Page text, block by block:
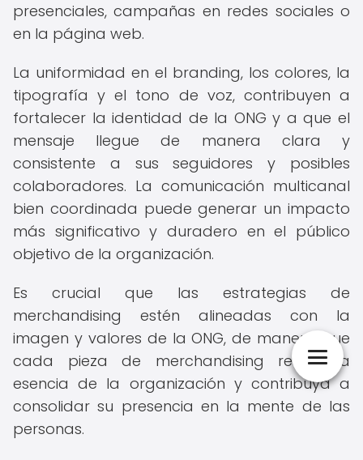
presenciales, campañas en redes sociales o
en la página web.
La uniformidad en el branding, los colores, la
tipografía y el tono de voz, contribuyen a
fortalecer la identidad de la ONG y a que el
mensaje llegue de manera clara y
consistente a sus seguidores y posibles
colaboradores. La comunicación multicanal
bien coordinada puede generar un impacto
más significativo y duradero en el público
objetivo de la organización.
Es crucial que las estrategias de
merchandising estén alineadas con la
imagen y valores de la ONG, de manera que
cada pieza de merchandising refleje la
esencia de la organización y contribuya a
consolidar su presencia en la mente de las
personas.